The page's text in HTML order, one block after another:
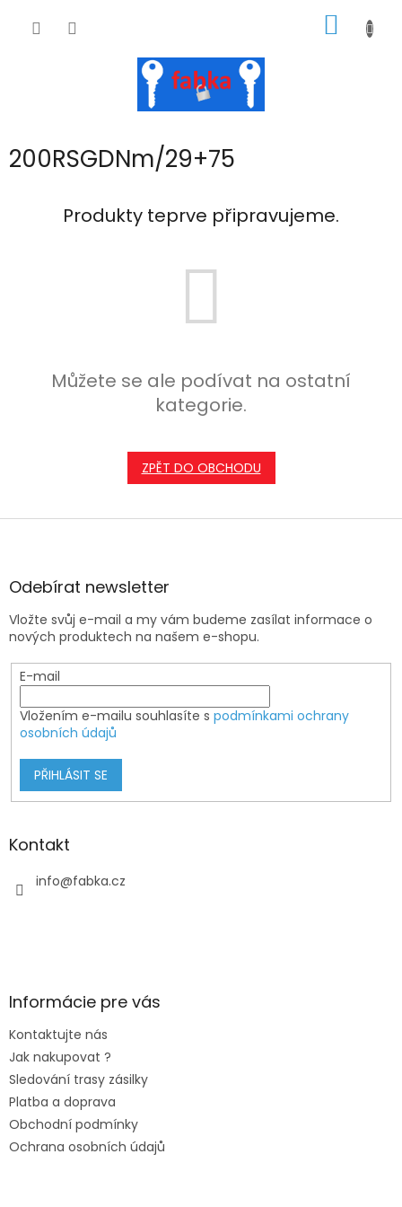
KOŠÍK
200RSGDNm/29+75
Produkty teprve připravujeme.
Můžete se ale podívat na ostatní
kategorie.
ZPĚT DO OBCHODU
Z
aOdebírat newsletter
Vložte svůj e-mail a my vám budeme zasílat informace o
nových produktech na našem e-shopu.
E-mail
Vložením e-mailu souhlasíte s podmínkami ochrany
osobních údajů
PŘIHLÁSIT SE
Kontakt
info@fabka.cz
Informácie pre vás
Kontaktujte nás
Jak nakupovat ?
Sledování trasy zásilky
Platba a doprava
Obchodní podmínky
Ochrana osobních údajů